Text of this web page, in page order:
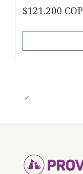
$121.200 COP